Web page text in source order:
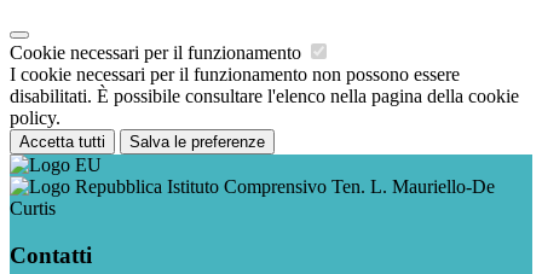
Cookie necessari per il funzionamento
I cookie necessari per il funzionamento non possono essere
disabilitati. È possibile consultare l'elenco nella pagina della cookie
policy.
Accetta tutti Salva le preferenze
Istituto Comprensivo Ten. L. Mauriello-De
Curtis
Contatti